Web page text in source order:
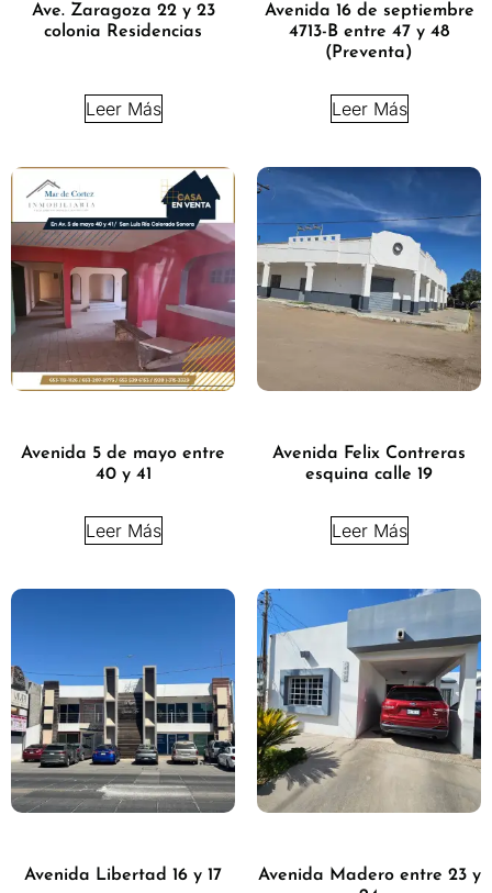
Ave. Zaragoza 22 y 23
colonia Residencias
Leer Más
Avenida 16 de septiembre
4713-B entre 47 y 48
(Preventa)
Leer Más
Avenida 5 de mayo entre
40 y 41
Leer Más
Avenida Felix Contreras
esquina calle 19
Leer Más
Avenida Libertad 16 y 17
Avenida Madero entre 23 y